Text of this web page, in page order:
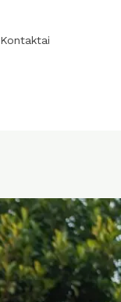
Kontaktai